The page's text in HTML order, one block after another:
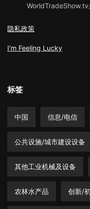
WorldTradeShow.tv
隐私政策
I'm Feeling Lucky
标签
中国 信息/电信
公共设施/城市建设设备
其他工业机械及设备
农林水产品 创新/